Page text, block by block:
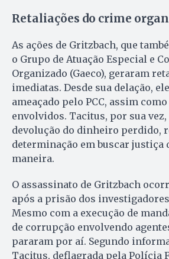
Retaliações do crime
As ações de Gritzbach, que
o Grupo de Atuação Especial e
Organizado (Gaeco), geraram
imediatas. Desde sua delação,
ameaçado pelo PCC, assim
envolvidos. Tacitus, por sua
devolução do dinheiro perdido,
determinação em buscar justiça
maneira.
O assassinato de Gritzbach
após a prisão dos
Mesmo com a execução de
de corrupção envolvendo
pararam por aí. Segundo
Tacitus, deflagrada pela Polícia